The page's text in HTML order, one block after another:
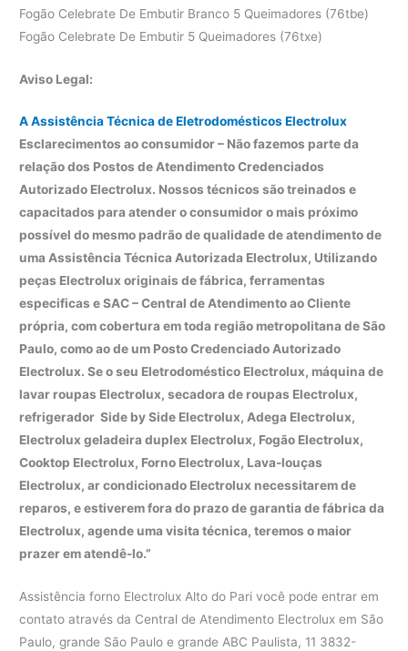
Fogão Celebrate De Embutir Branco 5 Queimadores (76tbe)
Fogão Celebrate De Embutir 5 Queimadores (76txe)
Aviso Legal:
A Assistência Técnica de Eletrodomésticos Electrolux
Esclarecimentos ao consumidor – Não fazemos parte da
relação dos Postos de Atendimento Credenciados
Autorizado Electrolux. Nossos técnicos são treinados e
capacitados para atender o consumidor o mais próximo
possível do mesmo padrão de qualidade de atendimento de
uma Assistência Técnica Autorizada Electrolux, Utilizando
peças Electrolux originais de fábrica, ferramentas
especificas e SAC – Central de Atendimento ao Cliente
própria, com cobertura em toda região metropolitana de São
Paulo, como ao de um Posto Credenciado Autorizado
Electrolux. Se o seu Eletrodoméstico Electrolux, máquina de
lavar roupas Electrolux, secadora de roupas Electrolux,
refrigerador Side by Side Electrolux, Adega Electrolux,
Electrolux geladeira duplex Electrolux, Fogão Electrolux,
Cooktop Electrolux, Forno Electrolux, Lava-louças
Electrolux, ar condicionado Electrolux necessitarem de
reparos, e estiverem fora do prazo de garantia de fábrica da
Electrolux, agende uma visita técnica, teremos o maior
prazer em atendê-lo.”
Assistência forno Electrolux Alto do Pari você pode entrar em
contato através da Central de Atendimento Electrolux em São
Paulo, grande São Paulo e grande ABC Paulista, 11 3832-